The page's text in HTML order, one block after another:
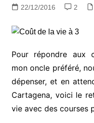
22/12/2016 2
Pour répondre aux
mon oncle préféré,
dépenser, et en
Cartagena, voici le
vie avec des courses